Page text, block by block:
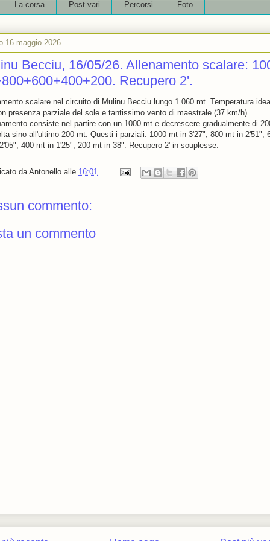
La corsa Post vari Percorsi Foto
16 maggio 2026
Becciu, 16/05/26. Allenamento scalare:
Recupero 2'.
scalare nel circuito di Mulinu Becciu lungo 1.060 mt. Temperatura
presenza parziale del sole e tantissimo vento di maestrale (37 km/h).
consiste nel partire con un 1000 mt e decrescere gradualmente di
sino all'ultimo 200 mt. Questi i parziali: 1000 mt in 3'27"; 800 mt in 2'51";
400 mt in 1'25"; 200 mt in 38". Recupero 2' in souplesse.
daAntonello alle 16:01
commento:
un commento